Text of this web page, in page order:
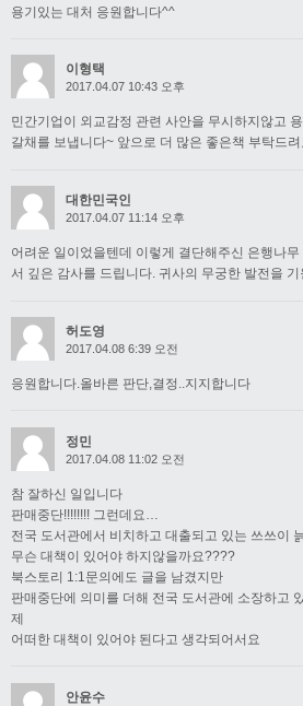
용기있는 대처 응원합니다^^
이형택
2017.04.07 10:43 오후
민간기업이 외교감정 관련 사안을 무시하지않고
갈채를 보냅니다~ 앞으로 더 많은 좋은책 부탁드
대한민국인
2017.04.07 11:14 오후
어려운 일이었을텐데 이렇게 결단해주신 은행나
서 깊은 감사를 드립니다. 귀사의 무궁한 발전을
허도영
2017.04.08 6:39 오전
응원합니다.올바른 판단,결정..지지합니다
정민
2017.04.08 11:02 오전
참 잘하신 일입니다
판매중단!!!!!!!! 그런데요…
전국 도서관에서 비치하고 대출되고 있는 쓰쓰이
무슨 대책이 있어야 하지않을까요????
북스토리 1:1문의에도 글을 남겼지만
판매중단에 의미를 더해 전국 도서관에 소장하고
제
어떠한 대책이 있어야 된다고 생각되어서요
안윤수